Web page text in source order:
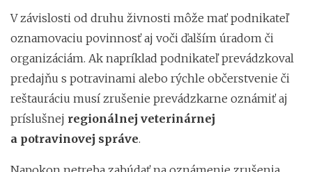
V závislosti od druhu živnosti môže mať podnikateľ
oznamovaciu povinnosť aj voči ďalším úradom či
organizáciám. Ak napríklad podnikateľ prevádzkoval
predajňu s potravinami alebo rýchle občerstvenie či
reštauráciu musí zrušenie prevádzkarne oznámiť aj
príslušnej regionálnej veterinárnej
a potravinovej správe.